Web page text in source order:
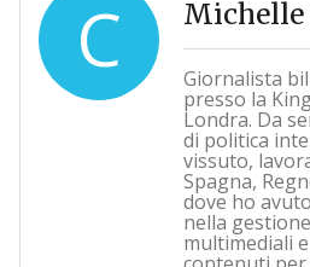
C Giornalista
presso la
Londra. Da
di politica
vissuto,
Spagna,
dove ho
nella
multimediali